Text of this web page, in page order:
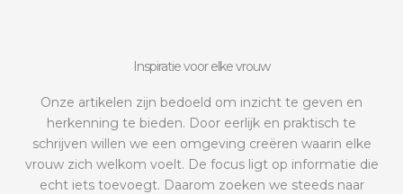
Inspiratie voor elke vrouw
Onze artikelen zijn bedoeld om inzicht te geven en
herkenning te bieden. Door eerlijk en praktisch te
schrijven willen we een omgeving creëren waarin elke
vrouw zich welkom voelt. De focus ligt op informatie die
echt iets toevoegt. Daarom zoeken we steeds naar